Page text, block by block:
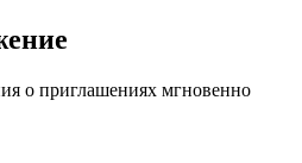
о приглашениях мгновенно